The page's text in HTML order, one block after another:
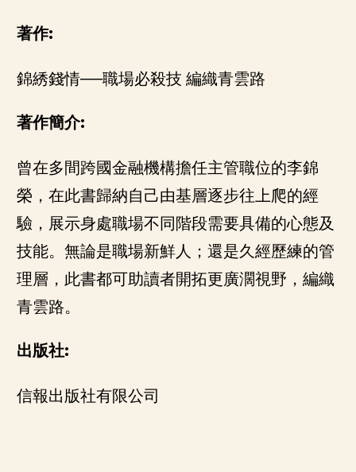
著作:
錦綉錢情──職場必殺技 編織青雲路
著作簡介:
曾在多間跨國金融機構擔任主管職位的李錦
榮，在此書歸納自己由基層逐步往上爬的經
驗，展示身處職場不同階段需要具備的心態及
技能。無論是職場新鮮人；還是久經歷練的管
理層，此書都可助讀者開拓更廣濶視野，編織
青雲路。
出版社:
信報出版社有限公司